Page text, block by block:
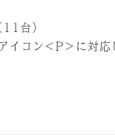
台）
コン＜P＞に対応